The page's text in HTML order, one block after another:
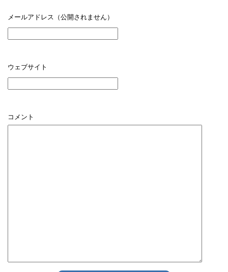
メールアドレス（公開されません）
ウェブサイト
コメント